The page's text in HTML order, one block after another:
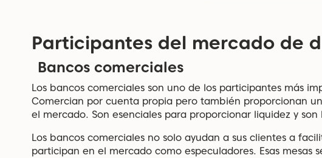
Participantes del mercado de
Bancos comerciales
Los bancos comerciales son uno de los participantes más
Comercian por cuenta propia pero también proporcionan
el mercado. Son esenciales para proporcionar liquidez y
Los bancos comerciales no solo ayudan a sus clientes a
participan en el mercado como especuladores. Esas mesas